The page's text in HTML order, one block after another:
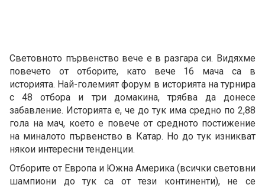
Световното първенство вече е в разгара си. Видяхме
повечето от отборите, като вече 16 мача са в
историята. Най-големият форум в историята на турнира
с 48 отбора и три домакина, трябва да донесе
забавление. Историята е, че до тук има средно по 2,88
гола на мач, което е повече от средното постижение
на миналото първенство в Катар. Но до тук изникват
някои интересни тенденции.
Отборите от Европа и Южна Америка (всички световни
шампиони до тук са от тези континенти), не се